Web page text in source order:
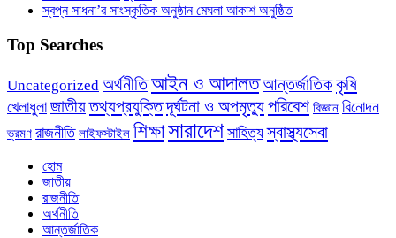
স্বপ্ন সাধনা’র সাংস্কৃতিক অনুষ্ঠান মেঘলা আকাশ অনুষ্ঠিত
Top Searches
Uncategorized অর্থনীতিআইন ও আদালতআন্তর্জাতিককৃষি
খেলাধুলা জাতীয়তথ্যপ্রযুক্তিদূর্ঘটনা ও অপমৃত্যুপরিবেশ বিজ্ঞান বিনোদন
ভ্রমণ রাজনীতি লাইফস্টাইল শিক্ষাসারাদেশ সাহিত্য স্বাস্থ্যসেবা
হোম
জাতীয়
রাজনীতি
অর্থনীতি
আন্তর্জাতিক